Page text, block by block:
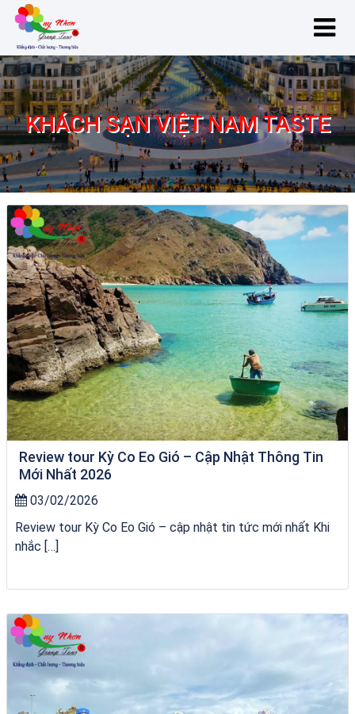
KHÁCH SẠN VIỆT NAM TASTE
Khách sạn Việt Nam Taste
Review tour Kỳ Co Eo Gió – Cập Nhật Thông Tin
Mới Nhất 2026
03/02/2026
Review tour Kỳ Co Eo Gió – cập nhật tin tức mới nhất Khi
nhắc […]